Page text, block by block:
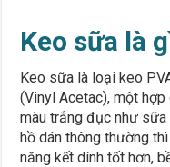
Keo sữa là
Keo sữa là loại keo
(Vinyl Acetac), một
màu trắng đục như
hồ dán thông thường
năng kết dính tốt hơn,